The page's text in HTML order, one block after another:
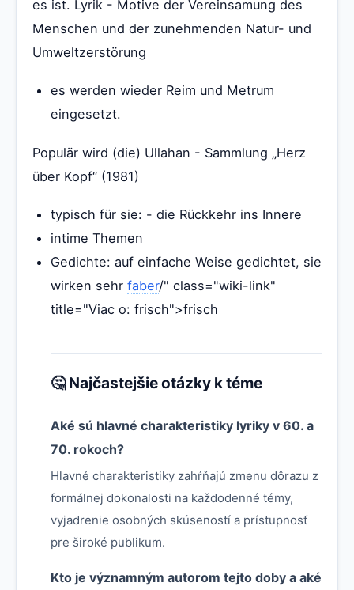
es ist. Lyrik - Motive der Vereinsamung des
Menschen und der zunehmenden Natur- und
Umweltzerstörung
es werden wieder Reim und Metrum
eingesetzt.
Populär wird (die) Ullahan - Sammlung „Herz
über Kopf“ (1981)
typisch für sie: - die Rückkehr ins Innere
intime Themen
Gedichte: auf einfache Weise gedichtet, sie
wirken sehr faber/" class="wiki-link"
title="Viac o: frisch">frisch
🤔 Najčastejšie otázky k téme
Aké sú hlavné charakteristiky lyriky v 60. a
70. rokoch?
Hlavné charakteristiky zahŕňajú zmenu dôrazu z
formálnej dokonalosti na každodenné témy,
vyjadrenie osobných skúseností a prístupnosť
pre široké publikum.
Kto je významným autorom tejto doby a aké